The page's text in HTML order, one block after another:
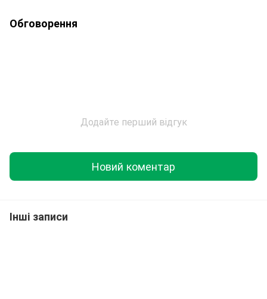
Обговорення
Додайте перший відгук
Новий коментар
Інші записи